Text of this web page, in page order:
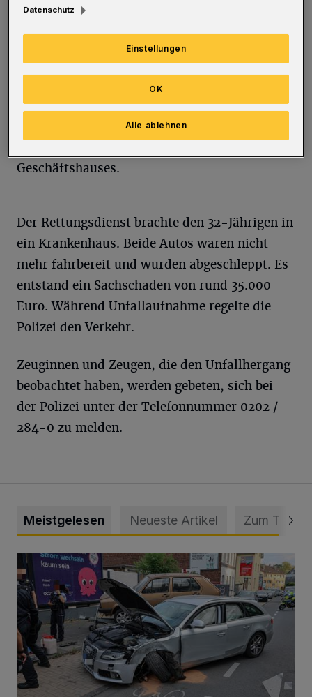
Richtung Döppersberg unterwegs, als der
Wagen auf der Kreuzung mit einem Toyota
Avensis eines 24-Jährigen zusammenstieß,
der in Richtung Neumarktstraße wollte. Als
Folge der Karambolage prallte der Toyota
Geschäftshauses.
Der Rettungsdienst brachte den 32-Jährigen in
ein Krankenhaus. Beide Autos waren nicht
mehr fahrbereit und wurden abgeschleppt. Es
entstand ein Sachschaden von rund 35.000
Euro. Während Unfallaufnahme regelte die
Polizei den Verkehr.
Zeuginnen und Zeugen, die den Unfallhergang
beobachtet haben, werden gebeten, sich bei
der Polizei unter der Telefonnummer 0202 /
284-0 zu melden.
Meistgelesen Neueste Artikel Zum Thema
Schwerer Unfall mit 2,48 Promille
Datenschutz
Einstellungen
Alle ablehnen
OK